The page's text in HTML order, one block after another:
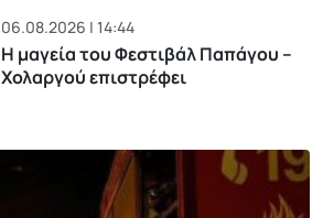
06.08.2026 | 14:44
Η μαγεία του Φεστιβάλ Παπάγου –
Χολαργού επιστρέφει